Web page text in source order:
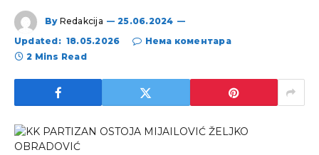
By Redakcija
25.06.2024
Updated: 18.05.2026
Нема коментара
2 Mins Read